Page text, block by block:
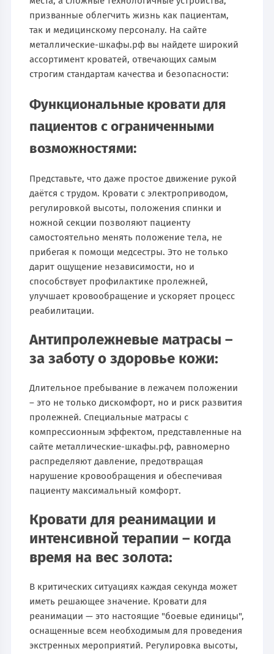
призванные облегчить жизнь как пациентам,
так и медицинскому персоналу. На сайте
металлические-шкафы.рф вы найдете широкий
ассортимент кроватей, отвечающих самым
строгим стандартам качества и безопасности:
Функциональные кровати для
пациентов с ограниченными
возможностями:
Представьте, что даже простое движение рукой
даётся с трудом. Кровати с электроприводом,
регулировкой высоты, положения спинки и
ножной секции позволяют пациенту
самостоятельно менять положение тела, не
прибегая к помощи медсестры. Это не только
дарит ощущение независимости, но и
способствует профилактике пролежней,
улучшает кровообращение и ускоряет процесс
реабилитации.
Антипролежневые матрасы –
за заботу о здоровье кожи:
Длительное пребывание в лежачем положении
– это не только дискомфорт, но и риск развития
пролежней. Специальные матрасы с
компрессионным эффектом, представленные на
сайте металлические-шкафы.рф, равномерно
распределяют давление, предотвращая
нарушение кровообращения и обеспечивая
пациенту максимальный комфорт.
Кровати для реанимации и
интенсивной терапии – когда
время на вес золота:
В критических ситуациях каждая секунда может
иметь решающее значение. Кровати для
реанимации — это настоящие "боевые единицы",
оснащенные всем необходимым для проведения
экстренных мероприятий. Регулировка высоты,